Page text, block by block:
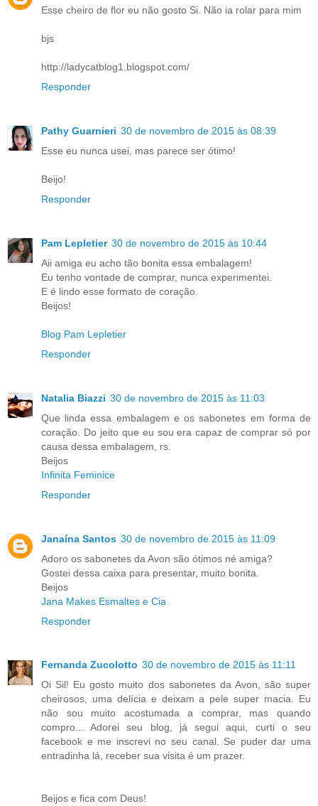
Esse cheiro de flor eu não gosto Si. Não ia rolar para mim
bjs
http://ladycatblog1.blogspot.com/
Responder
Pathy Guarnieri 30 de novembro de 2015 às 08:39
Esse eu nunca usei, mas parece ser ótimo!
Beijo!
Responder
Pam Lepletier 30 de novembro de 2015 às 10:44
Aii amiga eu acho tão bonita essa embalagem!
Eu tenho vontade de comprar, nunca experimentei.
E é lindo esse formato de coração.
Beijos!
Blog Pam Lepletier
Responder
Natalia Biazzi 30 de novembro de 2015 às 11:03
Que linda essa embalagem e os sabonetes em forma de
coração. Do jeito que eu sou era capaz de comprar só por
causa dessa embalagem, rs.
Beijos
Infinita Feminice
Responder
Janaína Santos 30 de novembro de 2015 às 11:09
Adoro os sabonetes da Avon são ótimos né amiga?
Gostei dessa caixa para presentar, muito bonita.
Beijos
Jana Makes Esmaltes e Cia
Responder
Fernanda Zucolotto 30 de novembro de 2015 às 11:11
Oi Sil! Eu gosto muito dos sabonetes da Avon, são super
cheirosos, uma delícia e deixam a pele super macia. Eu
não sou muito acostumada a comprar, mas quando
compro... Adorei seu blog, já segui aqui, curti o seu
facebook e me inscrevi no seu canal. Se puder dar uma
entradinha lá, receber sua visita é um prazer.
Beijos e fica com Deus!